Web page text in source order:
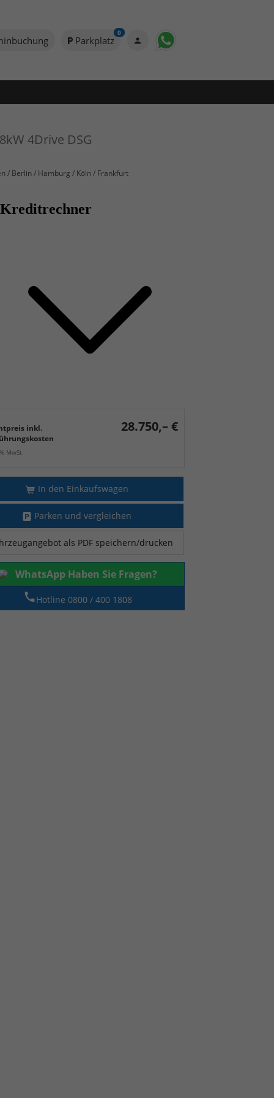
Parkplatz
0
4Drive DSG
/ Berlin / Hamburg / Köln / Frankfurt
inkl.
28.750,– €
MwSt.
In den Einkaufswagen
Parken und vergleichen
als PDF speichern/drucken
WhatsApp Haben Sie Fragen?
Hotline 0800 / 400 1808